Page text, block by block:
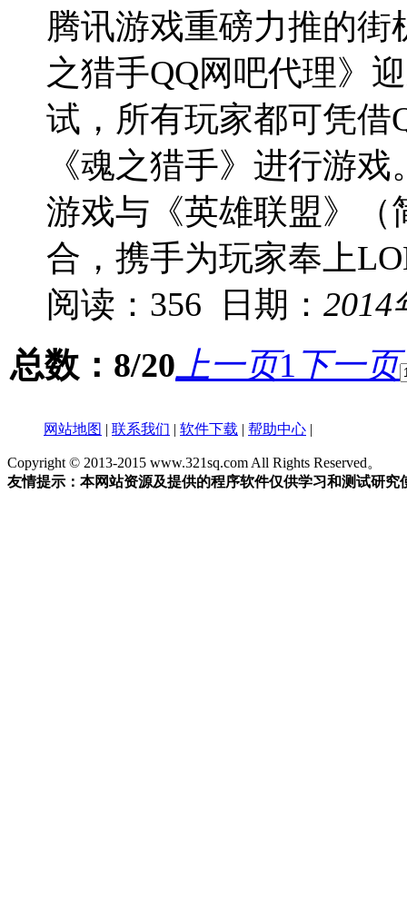
腾讯游戏重磅力推的
之猎手QQ网吧代理》
试，所有玩家都可凭借
《魂之猎手》进行游
游戏与《英雄联盟》
合，携手为玩家奉上
阅读：356 日期： 2014
总数：8/20 上一页1 下一页
网站地图 | 联系我们 | 软件下载 | 帮助中心 |
Copyright © 2013-2015 www.321sq.com All Rights Reserved。
友情提示：本网站资源及提供的程序软件仅供学习和测试研